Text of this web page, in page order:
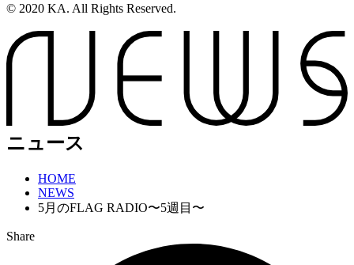
© 2020 KA. All Rights Reserved.
ニュース
HOME
NEWS
5月のFLAG RADIO〜5週目〜
Share